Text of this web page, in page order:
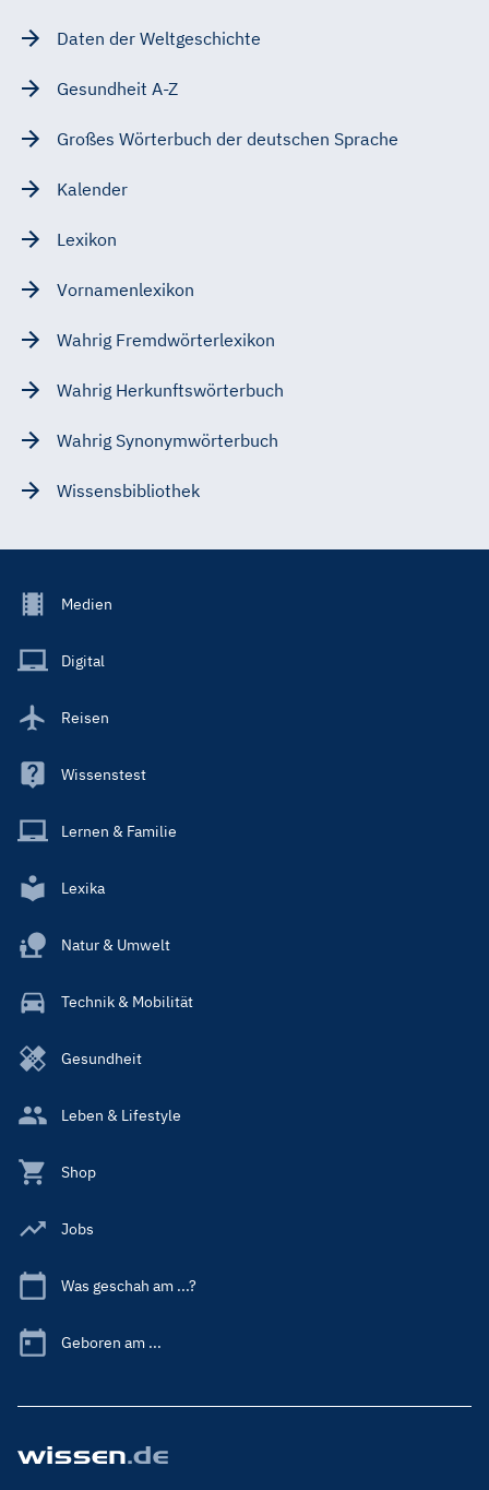
Daten der Weltgeschichte
Gesundheit A-Z
Großes Wörterbuch der deutschen Sprache
Kalender
Lexikon
Vornamenlexikon
Wahrig Fremdwörterlexikon
Wahrig Herkunftswörterbuch
Wahrig Synonymwörterbuch
Wissensbibliothek
Footer
Main
Medien
Digital
Reisen
Wissenstest
Lernen & Familie
Lexika
Natur & Umwelt
Technik & Mobilität
Gesundheit
Leben & Lifestyle
Shop
Jobs
Was geschah am ...?
Geboren am ...